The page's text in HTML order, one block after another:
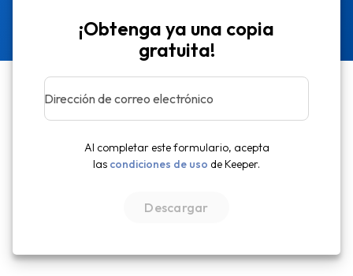
¡Obtenga ya una copia
gratuita!
Dirección de correo electrónico
Al completar este formulario, acepta
las condiciones de uso de Keeper.